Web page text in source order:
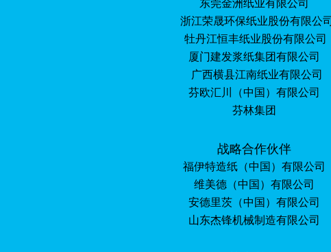
东莞金洲纸业有限公司
浙江荣晟环保纸业股份有限公司
牡丹江恒丰纸业股份有限公司
厦门建发浆纸集团有限公司
广西横县江南纸业有限公司
芬欧汇川（中国）有限公司
芬林集团
战略合作伙伴
福伊特造纸（中国）有限公司
维美德（中国）有限公司
安德里茨（中国）有限公司
山东杰锋机械制造有限公司